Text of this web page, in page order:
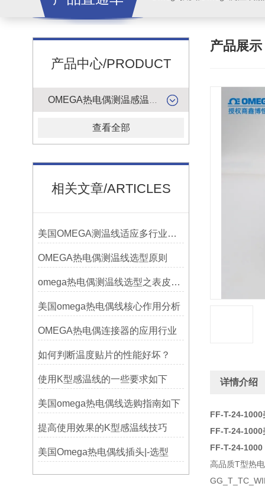
产品中心/PRODUCT
查看全部
相关文章/ARTICLES
美国OMEGA测温线适应多行业需求
OMEGA热电偶测温线选型原则
omega热电偶测温线选型之表皮绝缘耐温
美国omega热电偶线核心作用分析
OMEGA热电偶连接器的应用行业
如何判断温度贴片的性能好坏？
使用K型感温线的一些要求如下
美国omega热电偶线选购指南如下
提高使用效果的K型感温线技巧
美国Omega热电偶线插头|-选型
产品展示
详情介绍
FF-T-24-1000
FF-T-24-1000
FF-T-24-1000
高品质T型热